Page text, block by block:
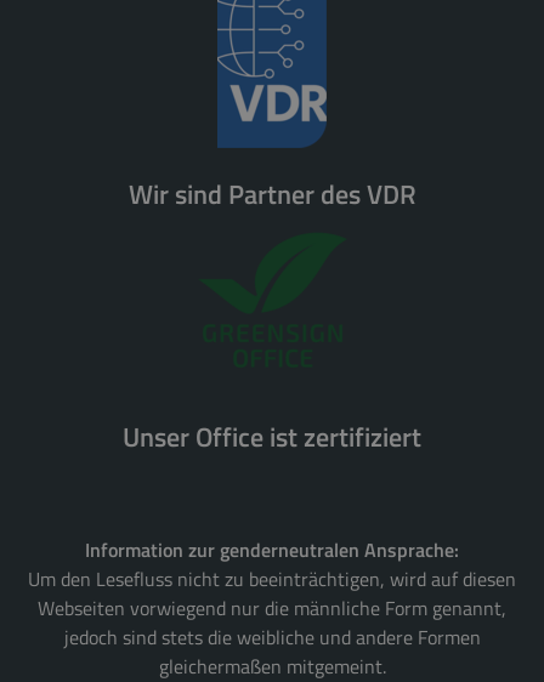
Wir sind Partner des VDR
Unser Office ist zertifiziert
Information zur genderneutralen Ansprache:
Um den Lesefluss nicht zu beeinträchtigen, wird auf diesen
Webseiten vorwiegend nur die männliche Form genannt,
jedoch sind stets die weibliche und andere Formen
gleichermaßen mitgemeint.